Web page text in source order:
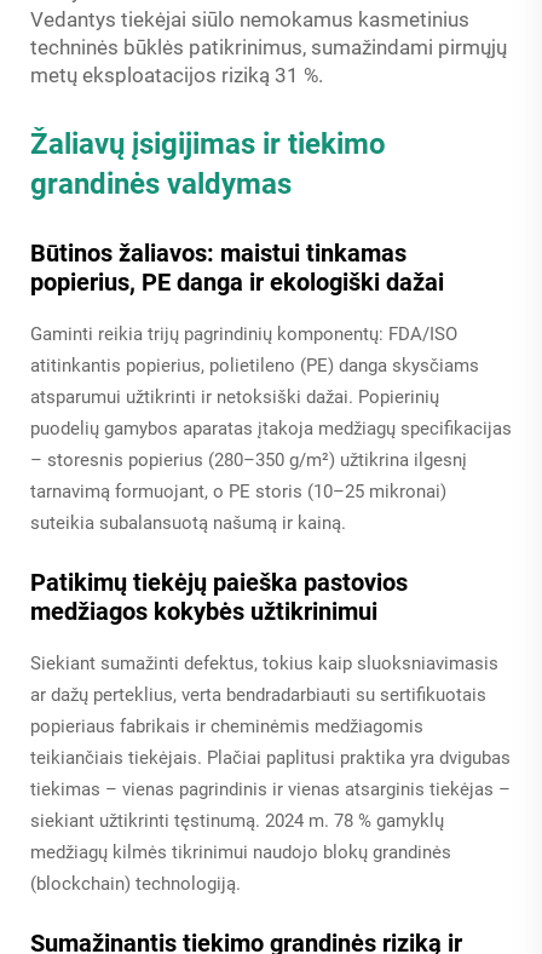
Vedantys tiekėjai siūlo nemokamus kasmetinius
techninės būklės patikrinimus, sumažindami pirmųjų
metų eksploatacijos riziką 31 %.
Žaliavų įsigijimas ir tiekimo
grandinės valdymas
Būtinos žaliavos: maistui tinkamas
popierius, PE danga ir ekologiški dažai
Gaminti reikia trijų pagrindinių komponentų: FDA/ISO
atitinkantis popierius, polietileno (PE) danga skysčiams
atsparumui užtikrinti ir netoksiški dažai. Popierinių
puodelių gamybos aparatas įtakoja medžiagų specifikacijas
– storesnis popierius (280–350 g/m²) užtikrina ilgesnį
tarnavimą formuojant, o PE storis (10–25 mikronai)
suteikia subalansuotą našumą ir kainą.
Patikimų tiekėjų paieška pastovios
medžiagos kokybės užtikrinimui
Siekiant sumažinti defektus, tokius kaip sluoksniavimasis
ar dažų perteklius, verta bendradarbiauti su sertifikuotais
popieriaus fabrikais ir cheminėmis medžiagomis
teikiančiais tiekėjais. Plačiai paplitusi praktika yra dvigubas
tiekimas – vienas pagrindinis ir vienas atsarginis tiekėjas –
siekiant užtikrinti tęstinumą. 2024 m. 78 % gamyklų
medžiagų kilmės tikrinimui naudojo blokų grandinės
(blockchain) technologiją.
Sumažinantis tiekimo grandinės riziką ir